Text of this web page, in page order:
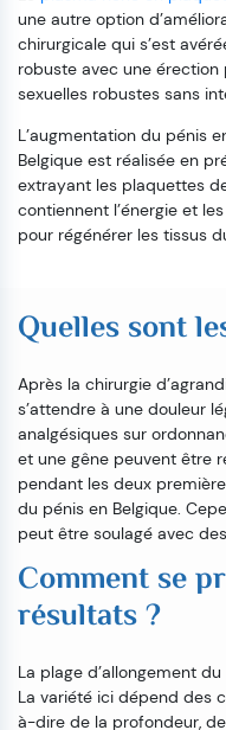
une autre option
chirurgicale qui s’est
robuste avec une
sexuelles robustes sans
L’augmentation du pénis
Belgique est réalisée en
extrayant les plaquettes
contiennent l’énergie et
pour régénérer les tissus
Quelles sont
Après la chirurgie
s’attendre à une douleur
analgésiques sur
et une gêne peuvent être
pendant les deux
du pénis en Belgique.
peut être soulagé avec
Comment se
résultats ?
La plage d’allongement
La variété ici dépend des
à-dire de la profondeur,